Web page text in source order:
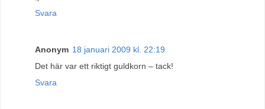
Svara
Anonym 18 januari 2009 kl. 22:19
Det här var ett riktigt guldkorn – tack!
Svara